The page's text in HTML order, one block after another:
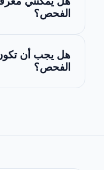
اعتماداً على
الفحص؟
نعم، إذا كانت
ترغبين في
هل يجب أن تكون
الفحص؟